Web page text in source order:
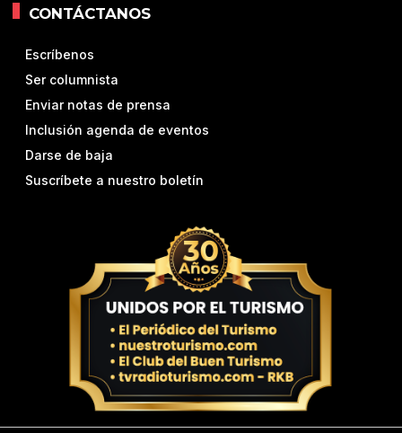
CONTÁCTANOS
Escríbenos
Ser columnista
Enviar notas de prensa
Inclusión agenda de eventos
Darse de baja
Suscríbete a nuestro boletín